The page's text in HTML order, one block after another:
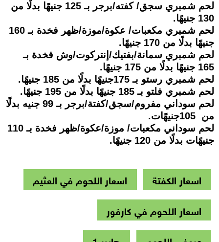
لحم شمبري سجق/ كفته/برجر بـ 125 جنيهًا بدلًا من
130 جنيهًا.
لحم شمبري مكعبات/ عكوة/موزة/ظهر فخدة بـ 160
جنيهًا بدلًا من 170 جنيهًا.
لحم شمبري سمانة/بفتيك/إنتركوت/وش فخدة بـ
165 جنيهًا بدلًا من 175 جنيهًا.
لحم شمبري رستو بـ 175جنيهًا بدلًا من 185 جنيهًا.
لحم شمبري فلتو بـ 185 جنيهًا بدلًا من 195 جنيهًا.
لحم سوداني مفروم/سجق/كفتة/برجر بـ 99 جنيه بدلًا
من 105جنيهًات.
لحم سوداني مكعبات/ موزة/عكوة/ظهر فخدة بـ 110
جنيهًات بدلًا من 120 جنيهًا.
اسعار الكفتة
اسعار اللحوم في العثيم
اسعار اللحوم في كارفور